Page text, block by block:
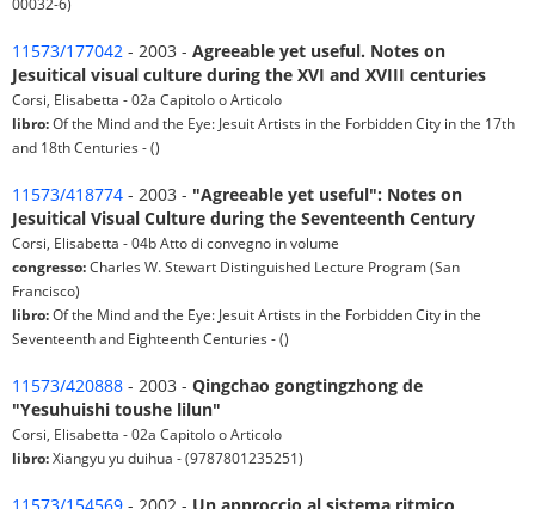
00032-6)
11573/177042 - 2003 - Agreeable yet useful. Notes on
Jesuitical visual culture during the XVI and XVIII centuries
Corsi, Elisabetta - 02a Capitolo o Articolo
libro:Of the Mind and the Eye: Jesuit Artists in the Forbidden City in the 17th
and 18th Centuries - ()
11573/418774 - 2003 - "Agreeable yet useful": Notes on
Jesuitical Visual Culture during the Seventeenth Century
Corsi, Elisabetta - 04b Atto di convegno in volume
congresso:Charles W. Stewart Distinguished Lecture Program (San
Francisco)
libro:Of the Mind and the Eye: Jesuit Artists in the Forbidden City in the
Seventeenth and Eighteenth Centuries - ()
11573/420888 - 2003 - Qingchao gongtingzhong de
"Yesuhuishi toushe lilun"
Corsi, Elisabetta - 02a Capitolo o Articolo
libro:Xiangyu yu duihua - (9787801235251)